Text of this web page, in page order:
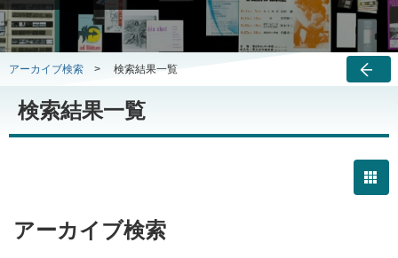
アーカイブ検索 > 検索結果一覧
検索結果一覧
アーカイブ検索